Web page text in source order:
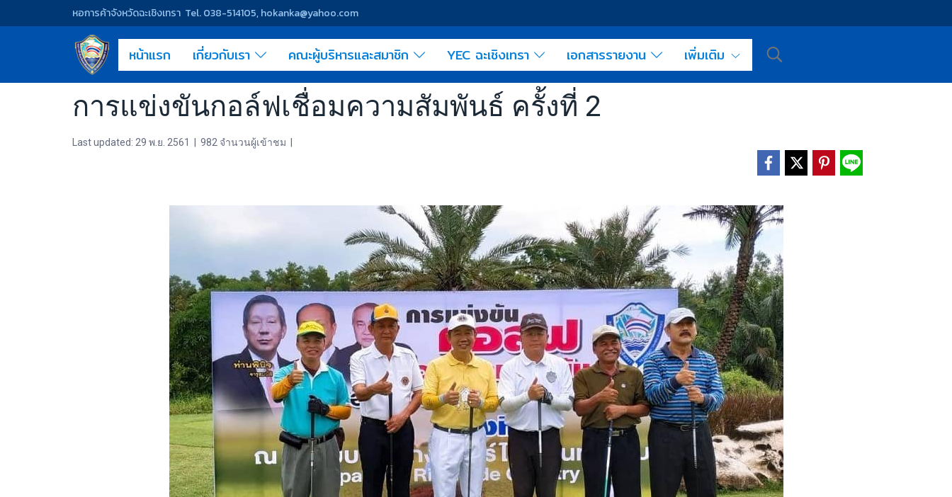
หอการค้าจังหวัดฉะเชิงเทรา Tel. 038-514105, hokanka@yahoo.com
หน้าแรก เกี่ยวกับเรา คณะผู้บริหารและสมาชิก YEC ฉะเชิงเทรา เอกสารรายงาน เพิ่มเติม
การแข่งขันกอล์ฟเชื่อมความสัมพันธ์ ครั้งที่ 2
Last updated: 29 พ.ย. 2561 982 จำนวนผู้เข้าชม